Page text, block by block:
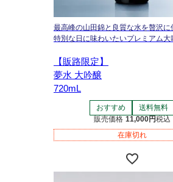
最高峰の山田錦と良質な水を贅沢に
特別な日に味わいたいプレミアム大
【販路限定】
夢水 大吟醸
720mL
おすすめ
送料無料
販売価格 11,000
税込
在庫切れ